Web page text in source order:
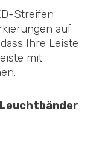
auf
Ihre Leiste
mit